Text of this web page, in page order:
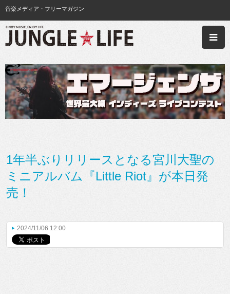
音楽メディア・フリーマガジン
1年半ぶりリリースとなる宮川大聖の
ミニアルバム『Little Riot』が本日発
売！
2024/11/06 12:00